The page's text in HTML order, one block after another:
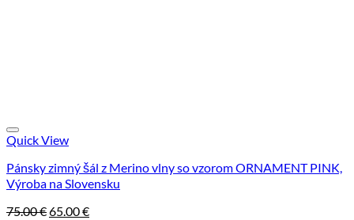
Quick View
Pánsky zimný šál z Merino vlny so vzorom ORNAMENT PINK,
Výroba na Slovensku
75.00€Pôvodná
65.00€Aktuálna